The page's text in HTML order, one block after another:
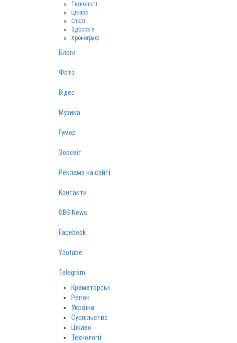
Технології
Цікаво
Спорт
Здоров‘я
Хронограф
Блоги
Фото
Відео
Музика
Гумор
Зоосвіт
Реклама на сайті
Контакти
OBS News
Facebook
Youtube
Telegram
Краматорськ
Регіон
Україна
Суспільство
Цікаво
Технології